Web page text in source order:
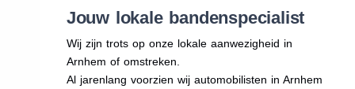
Jouw lokale bandenspecialist
Wij zijn trots op onze lokale aanwezigheid in
Arnhem of omstreken.
Al jarenlang voorzien wij automobilisten in Arnhem